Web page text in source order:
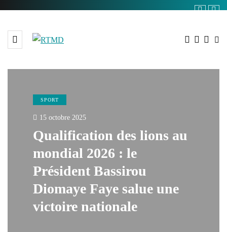
SPORT
15 octobre 2025
Qualification des lions au
mondial 2026 : le
Président Bassirou
Diomaye Faye salue une
victoire nationale